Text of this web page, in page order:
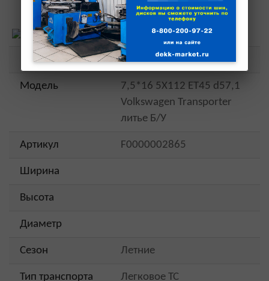
Характеристики
Бренд
Модель
7,5*16 5Х112 EТ45 d57,1
Volkswagen Transporter
литье Б/У
Артикул F0000002865
Ширина
Высота
Диаметр
Сезон Летние
Тип транспорта Легковое ТС